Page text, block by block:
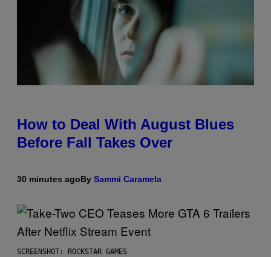
How to Deal With August Blues
Before Fall Takes Over
30 minutes agoBy Sammi Caramela
SCREENSHOT: ROCKSTAR GAMES